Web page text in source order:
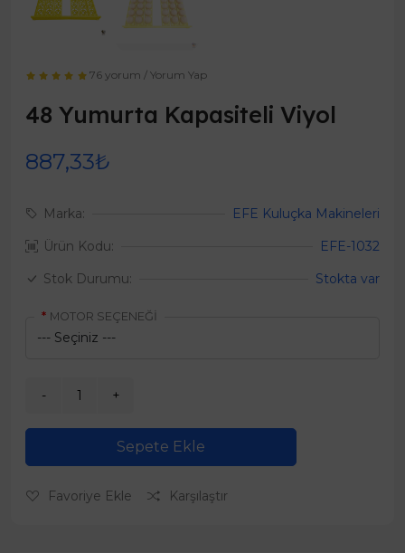
76 yorum /Yorum Yap
48 Yumurta Kapasiteli Viyol
887,33₺
Marka:
EFE Kuluçka Makineleri
Ürün Kodu:
EFE-1032
Stok Durumu:
Stokta var
MOTOR SEÇENEĞİ
Sepete Ekle
Favoriye Ekle Karşılaştır